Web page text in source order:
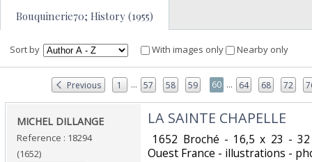
Bouquinerie70; History (1955)
Sort by With images only Nearby only
Previous 1 ... 57 58 59 60 ... 64 68 72
‎MICHEL DILLANGE ‎
Reference : 18294
(1652)
‎LA SAINTE CHAPELLE ‎
1652 Broché - 16,5 x 23 -
Ouest France - illustrations -